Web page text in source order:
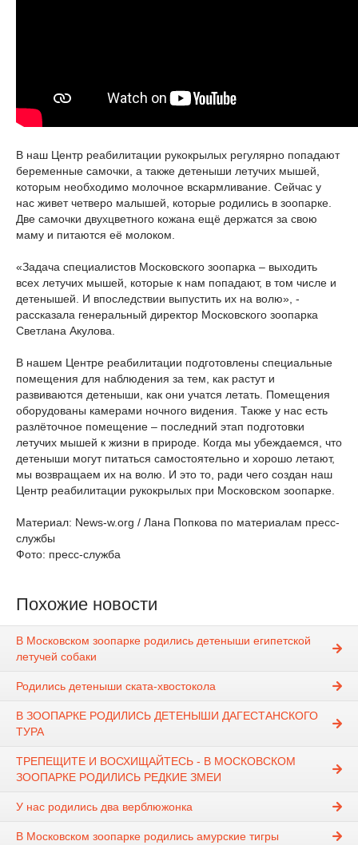
В наш Центр реабилитации рукокрылых регулярно попадают
беременные самочки, а также детеныши летучих мышей,
которым необходимо молочное вскармливание. Сейчас у
нас живет четверо малышей, которые родились в зоопарке.
Две самочки двухцветного кожана ещё держатся за свою
маму и питаются её молоком.
«Задача специалистов Московского зоопарка – выходить
всех летучих мышей, которые к нам попадают, в том числе и
детенышей. И впоследствии выпустить их на волю», -
рассказала генеральный директор Московского зоопарка
Светлана Акулова.
В нашем Центре реабилитации подготовлены специальные
помещения для наблюдения за тем, как растут и
развиваются детеныши, как они учатся летать. Помещения
оборудованы камерами ночного видения. Также у нас есть
разлёточное помещение – последний этап подготовки
летучих мышей к жизни в природе. Когда мы убеждаемся, что
детеныши могут питаться самостоятельно и хорошо летают,
мы возвращаем их на волю. И это то, ради чего создан наш
Центр реабилитации рукокрылых при Московском зоопарке.
Материал: News-w.org / Лана Попкова по материалам пресс-
службы
Фото: пресс-служба
Похожие новости
В Московском зоопарке родились детеныши египетской
летучей собаки
Родились детеныши ската-хвостокола
В ЗООПАРКЕ РОДИЛИСЬ ДЕТЕНЫШИ ДАГЕСТАНСКОГО
ТУРА
ТРЕПЕЩИТЕ И ВОСХИЩАЙТЕСЬ - В МОСКОВСКОМ
ЗООПАРКЕ РОДИЛИСЬ РЕДКИЕ ЗМЕИ
У нас родились два верблюжонка
В Московском зоопарке родились амурские тигры